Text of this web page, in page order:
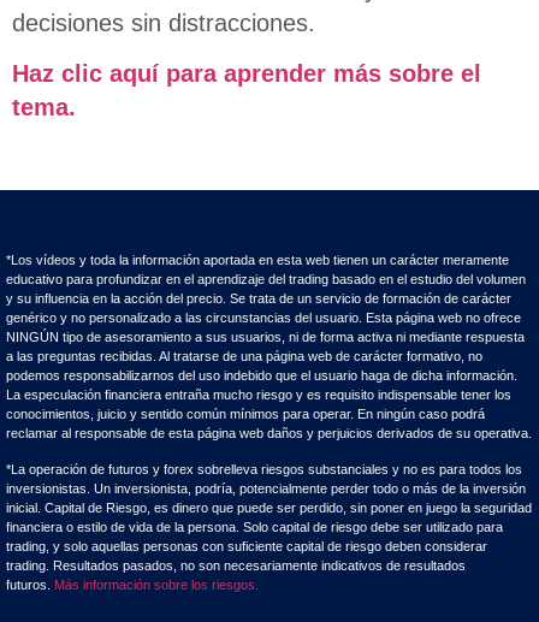
decisiones sin distracciones.
Haz clic aquí para aprender más sobre el
tema.
*Los vídeos y toda la información aportada en esta web tienen un carácter meramente
educativo para profundizar en el aprendizaje del trading basado en el estudio del volumen
y su influencia en la acción del precio. Se trata de un servicio de formación de carácter
genérico y no personalizado a las circunstancias del usuario. Esta página web no ofrece
NINGÚN tipo de asesoramiento a sus usuarios, ni de forma activa ni mediante respuesta
a las preguntas recibidas. Al tratarse de una página web de carácter formativo, no
podemos responsabilizarnos del uso indebido que el usuario haga de dicha información.
La especulación financiera entraña mucho riesgo y es requisito indispensable tener los
conocimientos, juicio y sentido común mínimos para operar. En ningún caso podrá
reclamar al responsable de esta página web daños y perjuicios derivados de su operativa.
*La operación de futuros y forex sobrelleva riesgos substanciales y no es para todos los
inversionistas. Un inversionista, podría, potencialmente perder todo o más de la inversión
inicial. Capital de Riesgo, es dinero que puede ser perdido, sin poner en juego la seguridad
financiera o estilo de vida de la persona. Solo capital de riesgo debe ser utilizado para
trading, y solo aquellas personas con suficiente capital de riesgo deben considerar
trading. Resultados pasados, no son necesariamente indicativos de resultados
futuros.
Más información sobre los riesgos.